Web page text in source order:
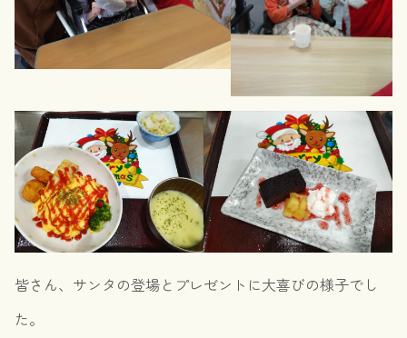
皆さん、サンタの登場とプレゼントに大喜びの様子でし
た。